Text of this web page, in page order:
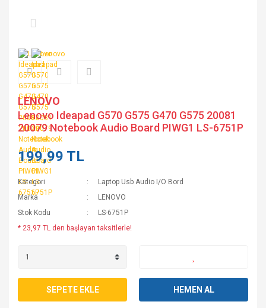
LENOVO
Lenovo Ideapad G570 G575 G470 G575 20081
20079 Notebook Audio Board PIWG1 LS-6751P
199,99 TL
Kategori
Laptop Usb Audio I/O Bord
Marka
LENOVO
Stok Kodu
LS-6751P
* 23,97 TL den başlayan taksitlerle!
SEPETE EKLE HEMEN AL